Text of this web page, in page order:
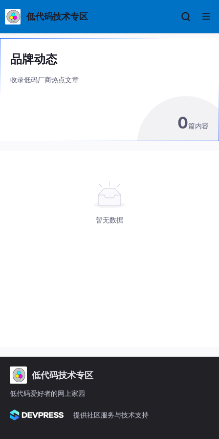
低代码技术专区
品牌动态
收录低码厂商热点文章
0篇内容
暂无数据
低代码技术专区
低代码爱好者的网上家园
提供社区服务与技术支持